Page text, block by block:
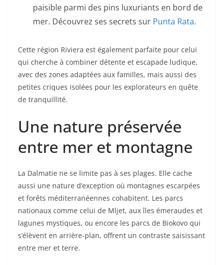
paisible parmi des pins luxuriants en bord de
mer. Découvrez ses secrets sur Punta Rata.
Cette région Riviera est également parfaite pour celui
qui cherche à combiner détente et escapade ludique,
avec des zones adaptées aux familles, mais aussi des
petites criques isolées pour les explorateurs en quête
de tranquillité.
Une nature préservée
entre mer et montagne
La Dalmatie ne se limite pas à ses plages. Elle cache
aussi une nature d’exception où montagnes escarpées
et forêts méditerranéennes cohabitent. Les parcs
nationaux comme celui de Mljet, aux îles émeraudes et
lagunes mystiques, ou encore les parcs de Biokovo qui
s’élèvent en arrière-plan, offrent un contraste saisissant
entre mer et terre.